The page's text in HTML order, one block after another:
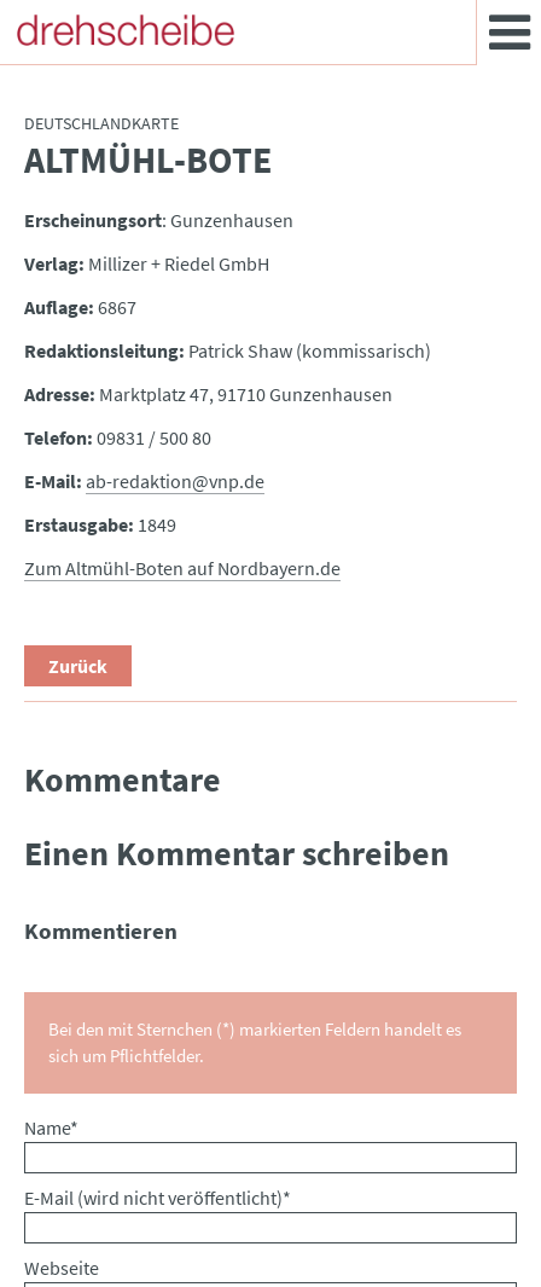
DEUTSCHLANDKARTE
ALTMÜHL-BOTE
Erscheinungsort: Gunzenhausen
Verlag: Millizer + Riedel GmbH
Auflage: 6867
Redaktionsleitung: Patrick Shaw (kommissarisch)
Adresse: Marktplatz 47, 91710 Gunzenhausen
Telefon: 09831 / 500 80
E-Mail: ab-redaktion@vnp.de
Erstausgabe: 1849
Zum Altmühl-Boten auf Nordbayern.de
Zurück
Kommentare
Einen Kommentar schreiben
Kommentieren
Bei den mit Sternchen (*) markierten Feldern handelt es
sich um Pflichtfelder.
Pflichtfeld
Name*
Pflichtfeld
E-Mail (wird nicht veröffentlicht)*
Webseite